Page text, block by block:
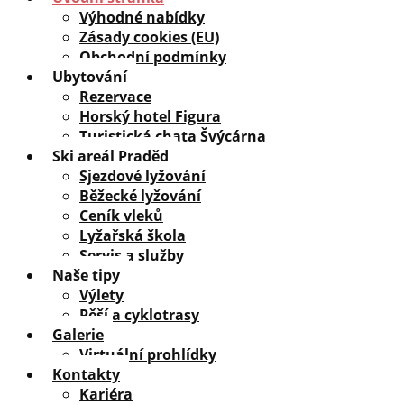
Výhodné nabídky
Zásady cookies (EU)
Obchodní podmínky
Ubytování
Rezervace
Horský hotel Figura
Turistická chata Švýcárna
Ski areál Praděd
Sjezdové lyžování
Běžecké lyžování
Ceník vleků
Lyžařská škola
Servis a služby
Naše tipy
Výlety
Pěší a cyklotrasy
Galerie
Virtuální prohlídky
Kontakty
Kariéra